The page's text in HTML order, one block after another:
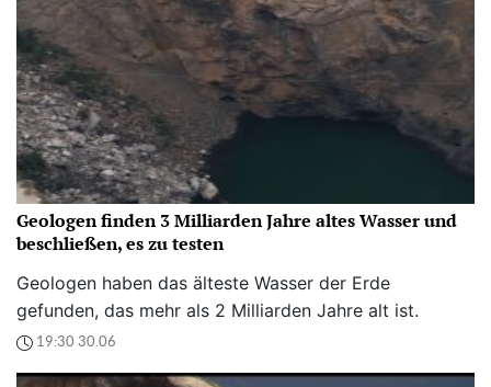
Geologen finden 3 Milliarden Jahre altes Wasser und
beschließen, es zu testen
Geologen haben das älteste Wasser der Erde
gefunden, das mehr als 2 Milliarden Jahre alt ist.
19:30 30.06